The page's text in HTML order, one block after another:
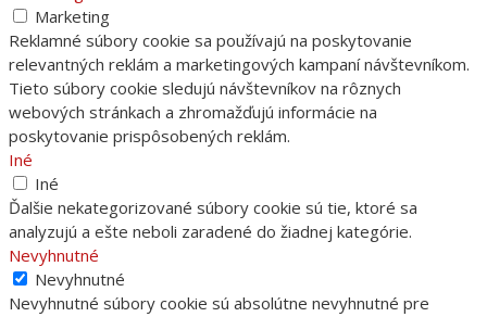
Marketing
Reklamné súbory cookie sa používajú na poskytovanie
relevantných reklám a marketingových kampaní návštevníkom.
Tieto súbory cookie sledujú návštevníkov na rôznych
webových stránkach a zhromažďujú informácie na
poskytovanie prispôsobených reklám.
Iné
Iné
Ďalšie nekategorizované súbory cookie sú tie, ktoré sa
analyzujú a ešte neboli zaradené do žiadnej kategórie.
Nevyhnutné
Nevyhnutné
Nevyhnutné súbory cookie sú absolútne nevyhnutné pre